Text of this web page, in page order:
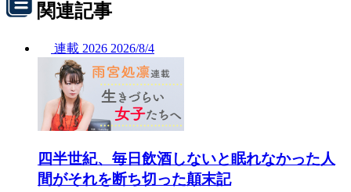
関連記事
連載 2026 2026/8/4
四半世紀、毎日飲酒しないと眠れなかった人
間がそれを断ち切った顛末記